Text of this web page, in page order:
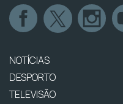
NOTÍCIAS
DESPORTO
TELEVISÃO